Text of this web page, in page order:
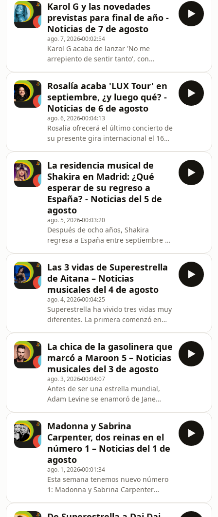
y su 'Love me not' en el puesto 30. 'Mr.
Know It All', de Teddy Swims,
experimenta la subida más fuerte y
escala del 20 al 15. Por último, Aitana
bate récord de permanencia ―44
semanas consecutivas en lista― con
su himno 'Superestrella'.
Karol G y las novedades
previstas para final de año -
Noticias de 7 de agosto
ago. 7, 202600:02:54
Karol G acaba de lanzar 'No me
arrepiento de sentir tanto', con
bien, agosto continúa y las novedades
no paran ni en vacaciones. Muy
pronto escucharemos lo nuevo de
Becky G, Sam Smith, Katseye o Stray
Kids, entre otros. Repasamos los
discos que verán la luz durante el
resto del verano y el otoño. Además,
teorizamos sobre los posi
Rosalía acaba 'LUX Tour' en
septiembre, ¿y luego qué? -
Noticias de 6 de agosto
ago. 6, 202600:04:13
Rosalía ofrecerá el último concierto de
su presente gira internacional el 16
pasará cuando se clausure el
confesionario y 'LUX Tour' baje el
telón de una vez por todas?
Barajamos dos hipótesis: una posible
adaptación del espectáculo al formato
de festivales, como en 'Motomami
Tour'; o la bienvenida a nueva música.
La residencia musical de
Shakira en Madrid: ¿Qué
esperar de su regreso a
España? - Noticias del 5 de
agosto
ago. 5, 202600:03:20
Después de ocho años, Shakira
regresa a España entre septiembre y
la única ciudad y sede de su
residencia musical europea con un
total de 12 conciertos. Además, la
colombiana creará una ciudad
efímera bajo el nombre de Mocondo
Park, un parque temático con 8
espacios únicos y enclaves dedicados
a la riqueza cultural latinoam
Las 3 vidas de Superestrella
de Aitana – Noticias
musicales del 4 de agosto
ago. 4, 202600:04:25
Superestrella ha vivido tres vidas muy
diferentes. La primera comenzó en
conquistó rápidamente a los fans de
Aitana. La segunda llegó gracias a
TikTok, donde se convirtió en un
fenómeno viral impulsado por los
llamados "bros", su paso por OT y su
ascenso hasta el número uno de
LOS40. Y la tercera la transformó en
un auténtico him
La chica de la gasolinera que
marcó a Maroon 5 – Noticias
musicales del 3 de agosto
ago. 3, 202600:04:07
Antes de ser una estrella mundial,
Adam Levine se enamoró de Jane
cuatro años y, tras una dolorosa
ruptura, el cantante transformó sus
sentimientos en las doce canciones
de Songs About Jane, el álbum que
lanzó a Maroon 5 al estrellato. De This
Love a She Will Be Loved, repasamos
la historia real detrás de uno de los
discos más exit
Madonna y Sabrina
Carpenter, dos reinas en el
número 1 – Noticias del 1 de
agosto
ago. 1, 202600:01:34
Esta semana tenemos nuevo número
1: Madonna y Sabrina Carpenter